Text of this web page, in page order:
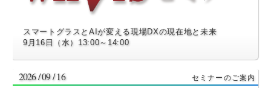
スマートグラスとAIが変える現場DXの現在地と未来
9月16日（水）13:00～14:00
2026 / 09 / 16